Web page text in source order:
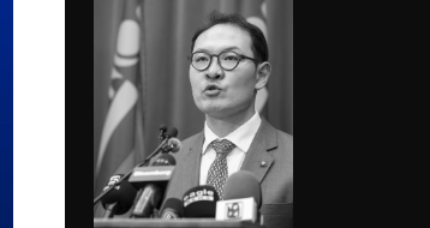
ШИЙДВЭРҮҮД